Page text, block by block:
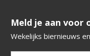
​​​​​​​Meld je aan voor
Wekelijks biernieuws